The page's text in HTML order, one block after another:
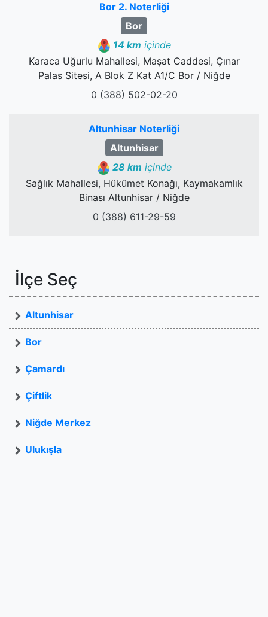
Bor 2. Noterliği
Bor
14 km içinde
Karaca Uğurlu Mahallesi, Maşat Caddesi, Çınar
Palas Sitesi, A Blok Z Kat A1/C Bor / Niğde
0 (388) 502-02-20
Altunhisar Noterliği
Altunhisar
28 km içinde
Sağlık Mahallesi, Hükümet Konağı, Kaymakamlık
Binası Altunhisar / Niğde
0 (388) 611-29-59
İlçe Seç
Altunhisar
Bor
Çamardı
Çiftlik
Niğde Merkez
Ulukışla